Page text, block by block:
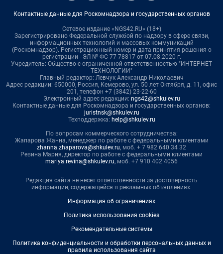
Контактные данные для Роскомнадзора и государственных органов
Сетевое издание «NGS42.RU» (18+)
Зарегистрировано Федеральной службой по надзору в сфере связи,
информационных технологий и массовых коммуникаций
(Роскомнадзор). Регистрационный номер и дата принятия решения о
регистрации - ЭЛ № ФС 77-78817 от 07.08.2020 г.
Учредитель: Общество с ограниченной ответственностью "ИНТЕРНЕТ
ТЕХНОЛОГИИ"
Главный редактор: Левчук Александр Николаевич
Адрес редакции: 650000, Россия, Кемерово, ул. 50 лет Октября, д. 11, офис
201, телефон +7 (3842) 23-22-60
Электронный адрес редакции: ngs42@shkulev.ru
Контактные данные для Роскомнадзора и государственных органов:
juristnsk@shkulev.ru
Техподдержка: help@shkulev.ru
По вопросам коммерческого сотрудничества:
Жапарова Жанна, менеджер по работе с федеральными клиентами
zhanna.zhaparova@shkulev.ru, моб. + 7 982 640 34 32
Ревина Мария, директор по работе с федеральными клиентами
mariya.revina@shkulev.ru, моб. +7 910 402 4056
Редакция сайта не несет ответственности за достоверность
информации, содержащейся в рекламных объявлениях.
Информация об ограничениях
Политика использования cookies
Рекомендательные системы
Политика конфиденциальности и обработки персональных данных и
правила использования сайта